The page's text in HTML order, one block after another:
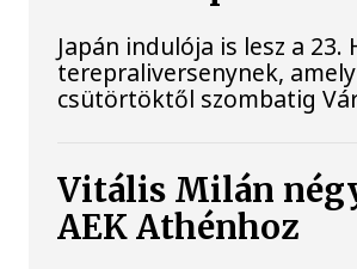
Japán indulója is lesz a 23.
terepraliversenynek,
csütörtöktől szombatig
Vitális Milán
AEK Athénhoz